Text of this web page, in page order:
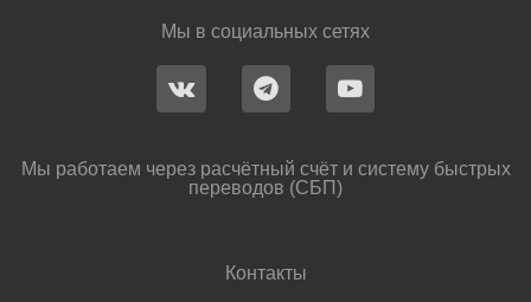
Мы в социальных сетях
Мы работаем через расчётный счёт и систему быстрых
переводов (СБП)
Контакты